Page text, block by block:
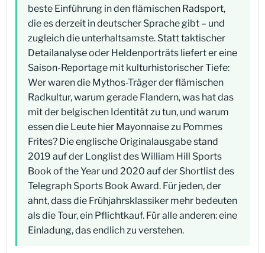
beste Einführung in den flämischen Radsport,
die es derzeit in deutscher Sprache gibt – und
zugleich die unterhaltsamste. Statt taktischer
Detailanalyse oder Heldenporträts liefert er eine
Saison-Reportage mit kulturhistorischer Tiefe:
Wer waren die Mythos-Träger der flämischen
Radkultur, warum gerade Flandern, was hat das
mit der belgischen Identität zu tun, und warum
essen die Leute hier Mayonnaise zu Pommes
Frites? Die englische Originalausgabe stand
2019 auf der Longlist des William Hill Sports
Book of the Year und 2020 auf der Shortlist des
Telegraph Sports Book Award. Für jeden, der
ahnt, dass die Frühjahrsklassiker mehr bedeuten
als die Tour, ein Pflichtkauf. Für alle anderen: eine
Einladung, das endlich zu verstehen.